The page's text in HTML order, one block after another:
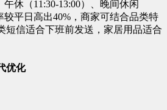
午休（11:30-13:00）、晚间休闲
较平日高出40%，商家可结合品类特
短信适合下班前发送，家居用品适合
优化